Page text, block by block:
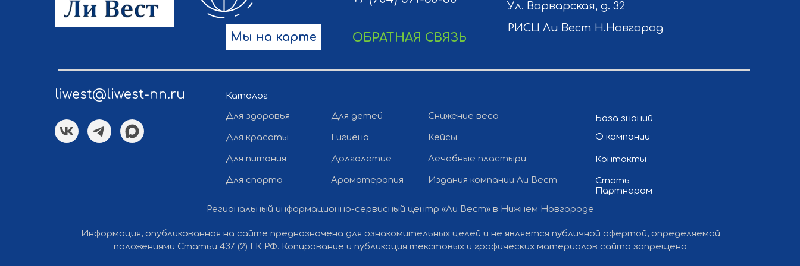
liwest@liwest-nn.ru
ОБРАТНАЯ СВЯЗЬ
База знаний
О компании
Контакты
Стать
Партнером
Региональный информационно-сервисный центр «Ли Вест» в Нижнем Новгороде
Информация, опубликованная на сайте предназначена для ознакомительных целей и не является публичной офертой, определяемой
положениями Статьи 437 (2) ГК РФ. Копирование и публикация текстовых и графических материалов сайта запрещена
Снижение веса
Кейсы
Лечебные пластыри
Издания компании Ли Вест
Для детей
Гигиена
Долголетие
Ароматерапия
Каталог
Для здоровья
Для красоты
Для питания
Для спорта
Мы на карте
Ул. Варварская, д. 32
РИСЦ Ли Вест Н.Новгород
Все права защищены © 2012-2026 Ли Вест НН Политика конфиденциальности — «Полдень»
Разработка и продвижение сайта